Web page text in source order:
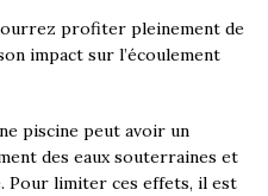
profiter pleinement de
impact sur l’écoulement
piscine peut avoir un
des eaux souterraines et
Pour limiter ces effets, il est